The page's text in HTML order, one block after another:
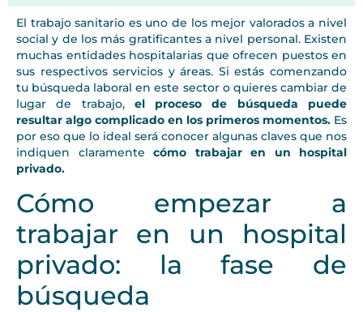
El trabajo sanitario es uno de los mejor valorados a nivel
social y de los más gratificantes a nivel personal. Existen
muchas entidades hospitalarias que ofrecen puestos en
sus respectivos servicios y áreas. Si estás comenzando
tu búsqueda laboral en este sector o quieres cambiar de
lugar de trabajo, el proceso de búsqueda puede
resultar algo complicado en los primeros momentos. Es
por eso que lo ideal será conocer algunas claves que nos
indiquen claramente cómo trabajar en un hospital
privado.
Cómo empezar a
trabajar en un hospital
privado: la fase de
búsqueda